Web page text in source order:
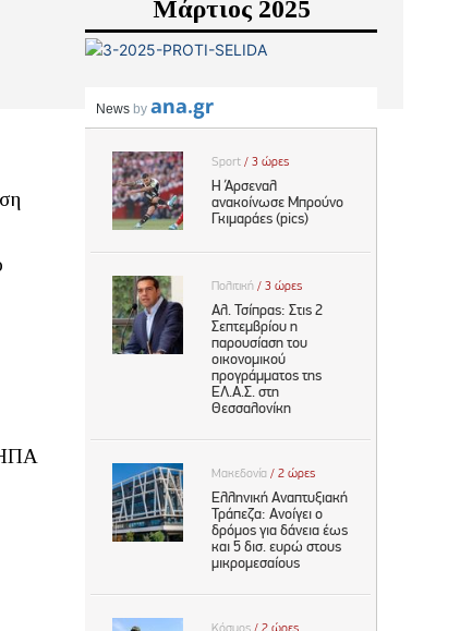
ΗΠΑ
Μάρτιος 2025